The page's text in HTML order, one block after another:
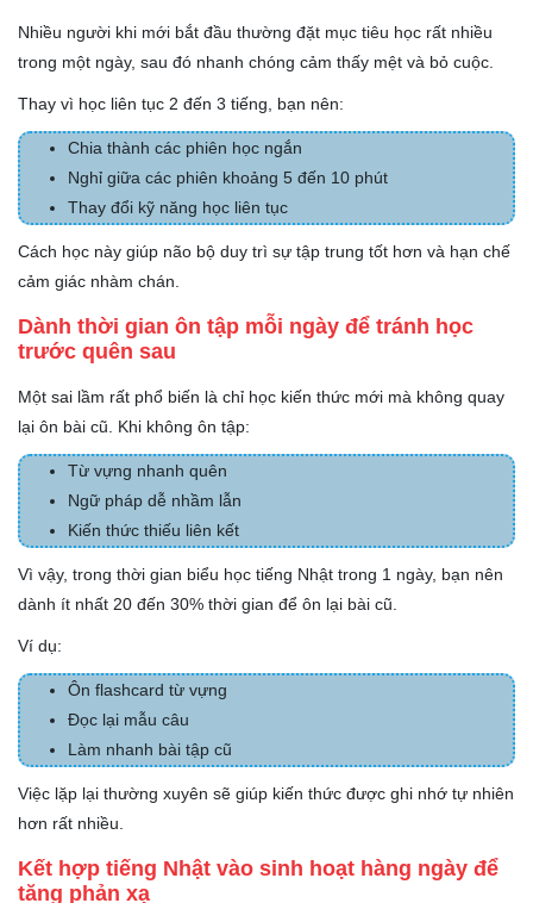
Nhiều người khi mới bắt đầu thường đặt mục tiêu học rất nhiều
trong một ngày, sau đó nhanh chóng cảm thấy mệt và bỏ cuộc.
Thay vì học liên tục 2 đến 3 tiếng, bạn nên:
Chia thành các phiên học ngắn
Nghỉ giữa các phiên khoảng 5 đến 10 phút
Thay đổi kỹ năng học liên tục
Cách học này giúp não bộ duy trì sự tập trung tốt hơn và hạn chế
cảm giác nhàm chán.
Dành thời gian ôn tập mỗi ngày để tránh học
trước quên sau
Một sai lầm rất phổ biến là chỉ học kiến thức mới mà không quay
lại ôn bài cũ. Khi không ôn tập:
Từ vựng nhanh quên
Ngữ pháp dễ nhầm lẫn
Kiến thức thiếu liên kết
Vì vậy, trong thời gian biểu học tiếng Nhật trong 1 ngày, bạn nên
dành ít nhất 20 đến 30% thời gian để ôn lại bài cũ.
Ví dụ:
Ôn flashcard từ vựng
Đọc lại mẫu câu
Làm nhanh bài tập cũ
Việc lặp lại thường xuyên sẽ giúp kiến thức được ghi nhớ tự nhiên
hơn rất nhiều.
Kết hợp tiếng Nhật vào sinh hoạt hàng ngày để
tăng phản xạ